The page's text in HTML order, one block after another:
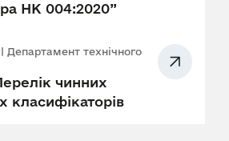
НК 004:2020”
Департамент технічного
чинних
класифікаторів